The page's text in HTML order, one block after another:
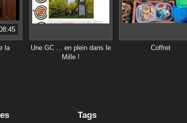
la
Une GC ... en plein dans le
Mille !
Coffret
Tags